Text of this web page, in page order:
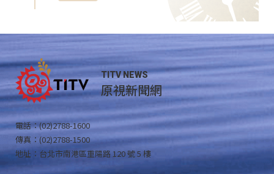
TITV NEWS
原視新聞網
電話：(02)2788-1600
傳真：(02)2788-1500
地址：台北市南港區重陽路 120 號 5 樓